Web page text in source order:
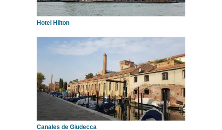
Hotel Hilton
Canales de Giudecca